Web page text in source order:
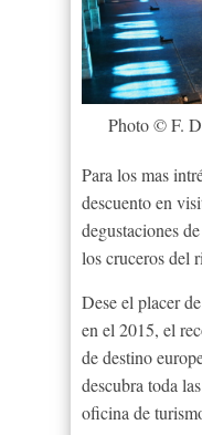
Photo © F.
Para los mas
descuento en
degustaciones
los cruceros del
Dese el placer
en el 2015, el
de destino
descubra toda
oficina de